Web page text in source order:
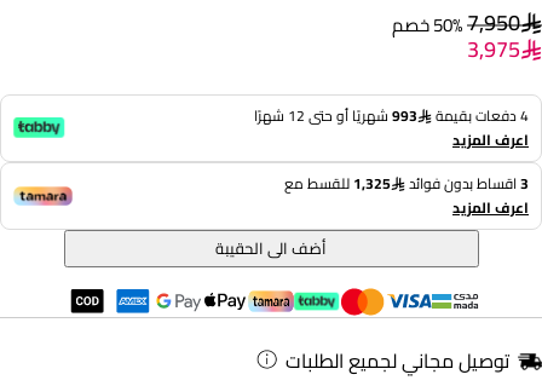
7,95050% خصم
3,975
4 دفعات بقيمة 993شهريًا أو حتى 12 شهرًا
اعرف المزيد
3اقساط بدون فوائد 1,325للقسط مع
اعرف المزيد
أضف الى الحقيبة
توصيل مجاني لجميع الطلبات